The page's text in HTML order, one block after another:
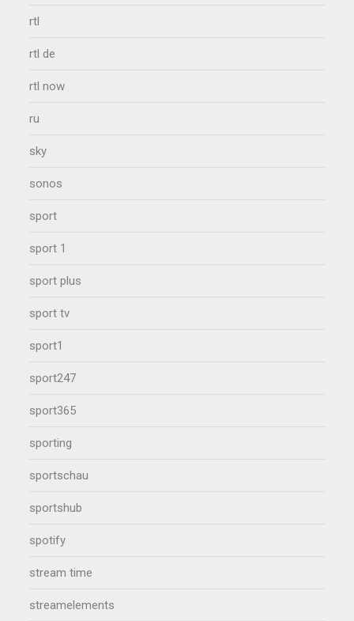
rtl
rtl de
rtl now
ru
sky
sonos
sport
sport 1
sport plus
sport tv
sport1
sport247
sport365
sporting
sportschau
sportshub
spotify
stream time
streamelements